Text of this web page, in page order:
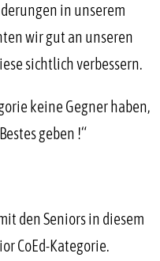
in unserem
wir gut an unseren
sichtlich verbessern.
keine Gegner haben,
geben !“
den Seniors in diesem
CoEd-Kategorie.